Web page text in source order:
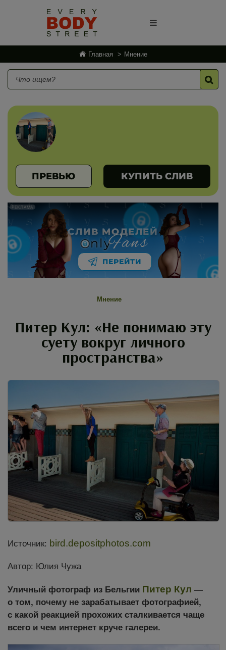
Главная Мнение
ПРЕВЬЮ КУПИТЬ СЛИВ
РЕКЛАМА
СЛИВ МОДЕЛЕЙ
nlyFans
ПЕРЕЙТИ
Мнение
Питер Кул: «Не понимаю эту
суету вокруг личного
пространства»
Источник: bird.depositphotos.com
Автор: Юлия Чужа
Уличный фотограф из Бельгии Питер Кул —
о том, почему не зарабатывает фотографией,
с какой реакцией прохожих сталкивается чаще
всего и чем интернет круче галереи.